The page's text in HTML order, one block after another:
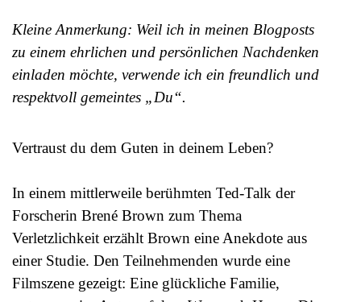
Kleine Anmerkung: Weil ich in meinen Blogposts
zu einem ehrlichen und persönlichen Nachdenken
einladen möchte, verwende ich ein freundlich und
respektvoll gemeintes „Du“.
Vertraust du dem Guten in deinem Leben?
In einem mittlerweile berühmten Ted-Talk der
Forscherin Brené Brown zum Thema
Verletzlichkeit erzählt Brown eine Anekdote aus
einer Studie. Den Teilnehmenden wurde eine
Filmszene gezeigt: Eine glückliche Familie,